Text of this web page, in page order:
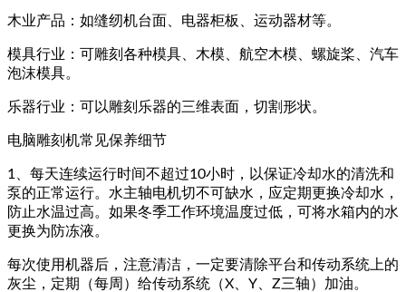
木业产品：如缝纫机台面、电器柜板、运动器材等。
模具行业：可雕刻各种模具、木模、航空木模、螺旋桨、汽车
泡沫模具。
乐器行业：可以雕刻乐器的三维表面，切割形状。
电脑雕刻机常见保养细节
1、每天连续运行时间不超过10小时，以保证冷却水的清洗和
泵的正常运行。水主轴电机切不可缺水，应定期更换冷却水，
防止水温过高。如果冬季工作环境温度过低，可将水箱内的水
更换为防冻液。
每次使用机器后，注意清洁，一定要清除平台和传动系统上的
灰尘，定期（每周）给传动系统（X、Y、Z三轴）加油。